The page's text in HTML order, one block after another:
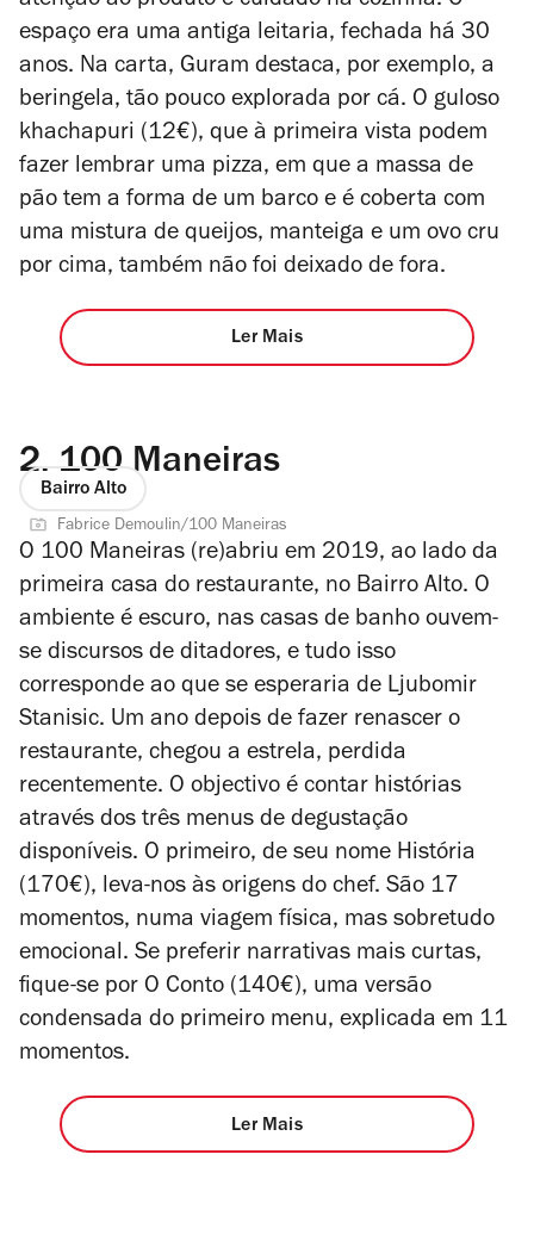
espaço era uma antiga leitaria, fechada há 30
anos. Na carta, Guram destaca, por exemplo, a
beringela, tão pouco explorada por cá. O guloso
khachapuri (12€), que à primeira vista podem
fazer lembrar uma pizza, em que a massa de
pão tem a forma de um barco e é coberta com
uma mistura de queijos, manteiga e um ovo cru
por cima, também não foi deixado de fora.
Ler Mais
2. 100 Maneiras
Bairro Alto
Fabrice Demoulin/100 Maneiras
O 100 Maneiras (re)abriu em 2019, ao lado da
primeira casa do restaurante, no Bairro Alto. O
ambiente é escuro, nas casas de banho ouvem-
se discursos de ditadores, e tudo isso
corresponde ao que se esperaria de Ljubomir
Stanisic. Um ano depois de fazer renascer o
restaurante, chegou a estrela, perdida
recentemente. O objectivo é contar histórias
através dos três menus de degustação
disponíveis. O primeiro, de seu nome História
(170€), leva-nos às origens do chef. São 17
momentos, numa viagem física, mas sobretudo
emocional. Se preferir narrativas mais curtas,
fique-se por O Conto (140€), uma versão
condensada do primeiro menu, explicada em 11
momentos.
Ler Mais